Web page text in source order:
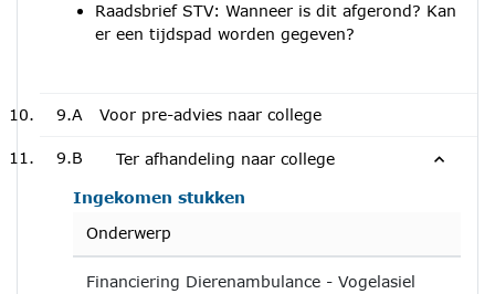
Raadsbrief STV: Wanneer is dit afgerond? Kan
er een tijdspad worden gegeven?
9.A Voor pre-advies naar college
9.B Ter afhandeling naar college
Ingekomen stukken
Onderwerp
Financiering Dierenambulance - Vogelasiel